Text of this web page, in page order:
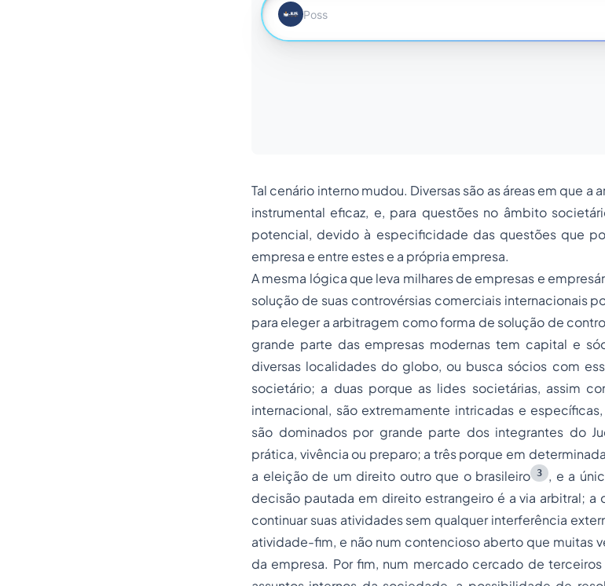
Tal cenário interno mudou. Diversas são as áreas em que
instrumental eficaz, e, para questões no âmbito
potencial, devido à especificidade das questões que
empresa e entre estes e a própria empresa.
A mesma lógica que leva milhares de empresas e
solução de suas controvérsias comerciais internacionais
para eleger a arbitragem como forma de solução de
grande parte das empresas modernas tem capital e
diversas localidades do globo, ou busca sócios com
societário; a duas porque as lides societárias, assim
internacional, são extremamente intricadas e
são dominados por grande parte dos integrantes do
prática, vivência ou preparo; a três porque em
a eleição de um direito outro que o brasileiro 3
, e a
decisão pautada em direito estrangeiro é a via arbitral;
continuar suas atividades sem qualquer interferência
atividade-fim, e não num contencioso aberto que muitas
da empresa. Por fim, num mercado cercado de